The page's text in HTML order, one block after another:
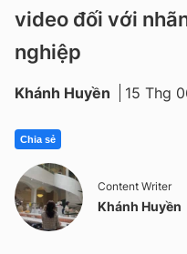
video đối với
nghiệp
Khánh Huyền 15 Thg
Chia sẻ
Content Writer
Khánh Huyền